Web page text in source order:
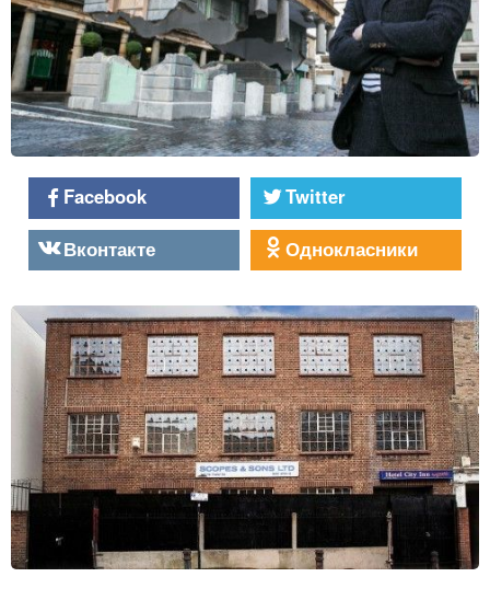
Facebook
Twitter
Вконтакте
Однокласники